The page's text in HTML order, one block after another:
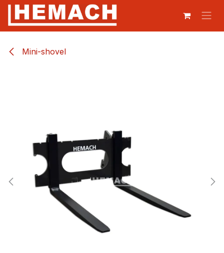
Overslaan naar inhoud
Mini-shovel